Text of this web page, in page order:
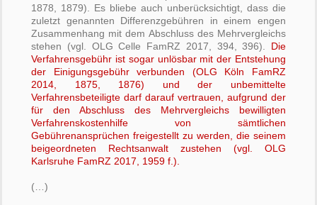
1878, 1879). Es bliebe auch unberücksichtigt, dass die
zuletzt genannten Differenzgebühren in einem engen
Zusammenhang mit dem Abschluss des Mehrvergleichs
stehen (vgl. OLG Celle FamRZ 2017, 394, 396). Die
Verfahrensgebühr ist sogar unlösbar mit der Entstehung
der Einigungsgebühr verbunden (OLG Köln FamRZ
2014, 1875, 1876) und der unbemittelte
Verfahrensbeteiligte darf darauf vertrauen, aufgrund der
für den Abschluss des Mehrvergleichs bewilligten
Verfahrenskostenhilfe von sämtlichen
Gebührenansprüchen freigestellt zu werden, die seinem
beigeordneten Rechtsanwalt zustehen (vgl. OLG
Karlsruhe FamRZ 2017, 1959 f.).
(…)